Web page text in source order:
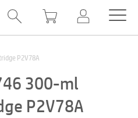
P2V78A
300-ml
P2V78A